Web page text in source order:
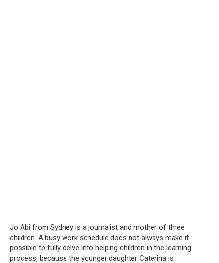
Jo Abi from Sydney is a journalist and mother of three
children. A busy work schedule does not always make it
possible to fully delve into helping children in the learning
process, because the younger daughter Caterina is